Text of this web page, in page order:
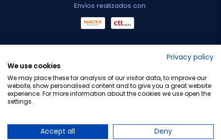
Envíos realizados con:
Privacy policy
We use cookies
We may place these for analysis of our visitor data, to improve our
website, show personalised content and to give you a great website
experience. For more information about the cookies we use open the
settings.
Accept all
Deny